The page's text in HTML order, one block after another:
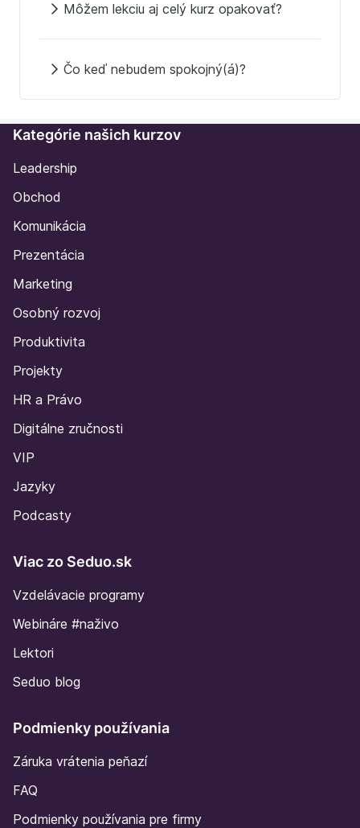
Môžem lekciu aj celý kurz opakovať?
Čo keď nebudem spokojný(á)?
Kategórie našich kurzov
Leadership
Obchod
Komunikácia
Prezentácia
Marketing
Osobný rozvoj
Produktivita
Projekty
HR a Právo
Digitálne zručnosti
VIP
Jazyky
Podcasty
Viac zo Seduo.sk
Vzdelávacie programy
Webináre #naživo
Lektori
Seduo blog
Podmienky používania
Záruka vrátenia peňazí
FAQ
Podmienky používania pre firmy